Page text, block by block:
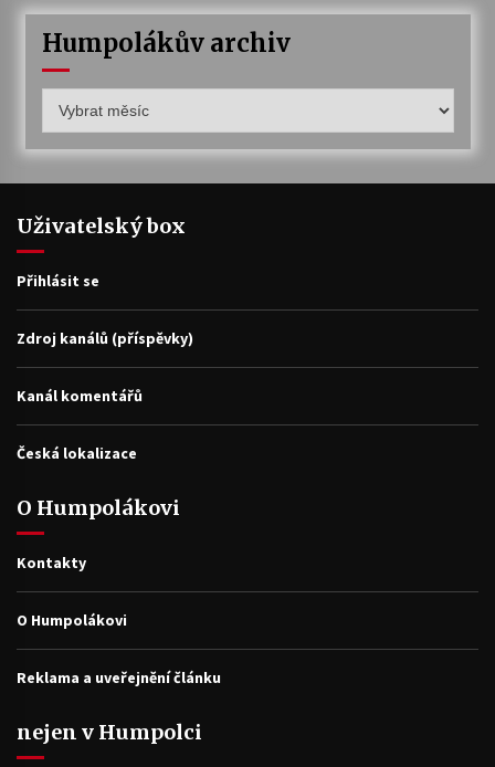
Humpolákův archiv
archiv
Uživatelský box
Přihlásit se
Zdroj kanálů (příspěvky)
Kanál komentářů
Česká lokalizace
O Humpolákovi
Kontakty
O Humpolákovi
Reklama a uveřejnění článku
nejen v Humpolci